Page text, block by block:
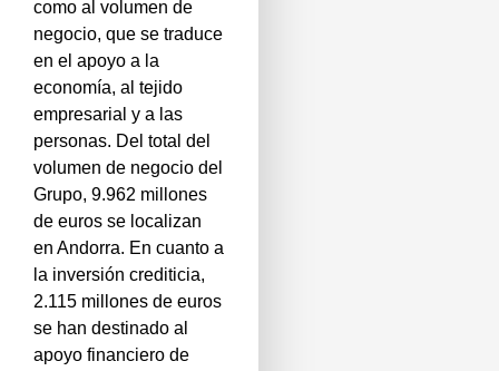
como al volumen de
negocio, que se traduce
en el apoyo a la
economía, al tejido
empresarial y a las
personas. Del total del
volumen de negocio del
Grupo, 9.962 millones
de euros se localizan
en Andorra. En cuanto a
la inversión crediticia,
2.115 millones de euros
se han destinado al
apoyo financiero de